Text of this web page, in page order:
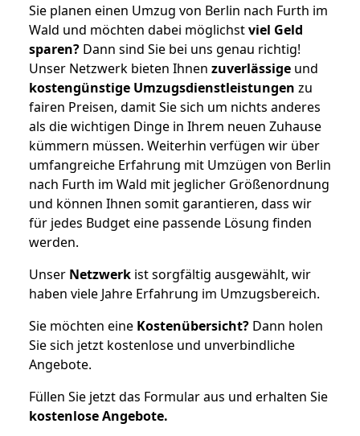
Sie planen einen Umzug von Berlin nach Furth im
Wald und möchten dabei möglichstviel Geld
sparen? Dann sind Sie bei uns genau richtig!
Unser Netzwerk bieten Ihnen zuverlässige und
kostengünstige Umzugsdienstleistungen zu
fairen Preisen, damit Sie sich um nichts anderes
als die wichtigen Dinge in Ihrem neuen Zuhause
kümmern müssen. Weiterhin verfügen wir über
umfangreiche Erfahrung mit Umzügen von Berlin
nach Furth im Wald mit jeglicher Größenordnung
und können Ihnen somit garantieren, dass wir
für jedes Budget eine passende Lösung finden
werden.
Unser Netzwerk ist sorgfältig ausgewählt, wir
haben viele Jahre Erfahrung im Umzugsbereich.
Sie möchten eine Kostenübersicht? Dann holen
Sie sich jetzt kostenlose und unverbindliche
Angebote.
Füllen Sie jetzt das Formular aus und erhalten Sie
kostenloseAngebote.